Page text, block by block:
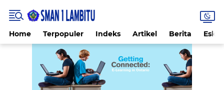
Home Terpopuler Indeks Artikel Berita Eskul